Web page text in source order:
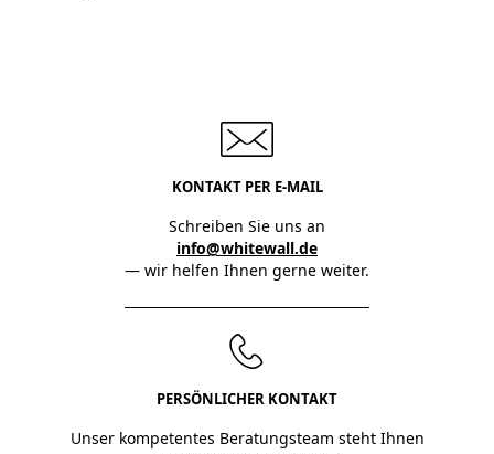
KONTAKT PER E-MAIL
Schreiben Sie uns an
info@whitewall.de
— wir helfen Ihnen gerne weiter.
PERSÖNLICHER KONTAKT
Unser kompetentes Beratungsteam steht Ihnen